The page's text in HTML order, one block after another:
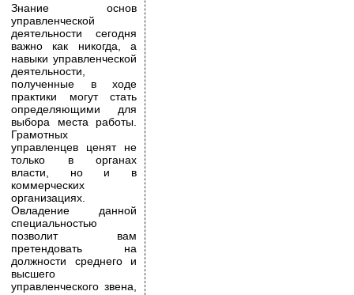
Знание основ
управленческой
деятельности сегодня
важно как никогда, а
навыки управленческой
деятельности,
полученные в ходе
практики могут стать
определяющими для
выбора места работы.
Грамотных
управленцев ценят не
только в органах
власти, но и в
коммерческих
организациях.
Овладение данной
специальностью
позволит вам
претендовать на
должности среднего и
высшего
управленческого звена,